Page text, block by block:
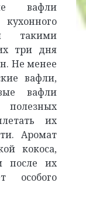
вафли
такими
три дня
Не менее
вафли,
вафли
их
Аромат
кокоса,
после их
особого